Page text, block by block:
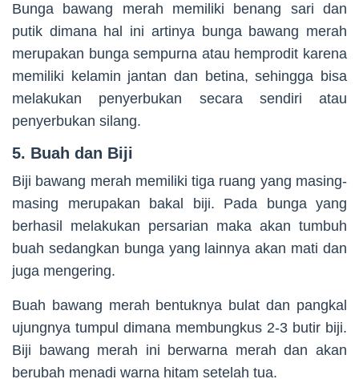
Bunga bawang merah memiliki benang sari dan
putik dimana hal ini artinya bunga bawang merah
merupakan bunga sempurna atau hemprodit karena
memiliki kelamin jantan dan betina, sehingga bisa
melakukan penyerbukan secara sendiri atau
penyerbukan silang.
5. Buah dan Biji
Biji bawang merah memiliki tiga ruang yang masing-
masing merupakan bakal biji. Pada bunga yang
berhasil melakukan persarian maka akan tumbuh
buah sedangkan bunga yang lainnya akan mati dan
juga mengering.
Buah bawang merah bentuknya bulat dan pangkal
ujungnya tumpul dimana membungkus 2-3 butir biji.
Biji bawang merah ini berwarna merah dan akan
berubah menadi warna hitam setelah tua.